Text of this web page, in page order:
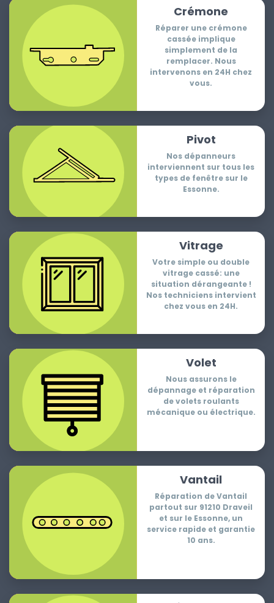
Crémone
Réparer une crémone
cassée implique
simplement de la
remplacer. Nous
intervenons en 24H chez
vous.
Pivot
Nos dépanneurs
interviennent sur tous les
types de fenêtre sur le
Essonne.
Vitrage
Votre simple ou double
vitrage cassé: une
situation dérangeante !
Nos techniciens intervient
chez vous en 24H.
Volet
Nous assurons le
dépannage et réparation
de volets roulants
mécanique ou électrique.
Vantail
Réparation de Vantail
partout sur 91210 Draveil
et sur le Essonne, un
service rapide et garantie
10 ans.